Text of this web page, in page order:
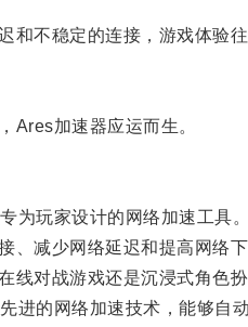
不稳定的连接，游戏体验往
加速器应运而生。
玩家设计的网络加速工具
减少网络延迟和提高网络
对战游戏还是沉浸式角色扮
的网络加速技术，能够自动